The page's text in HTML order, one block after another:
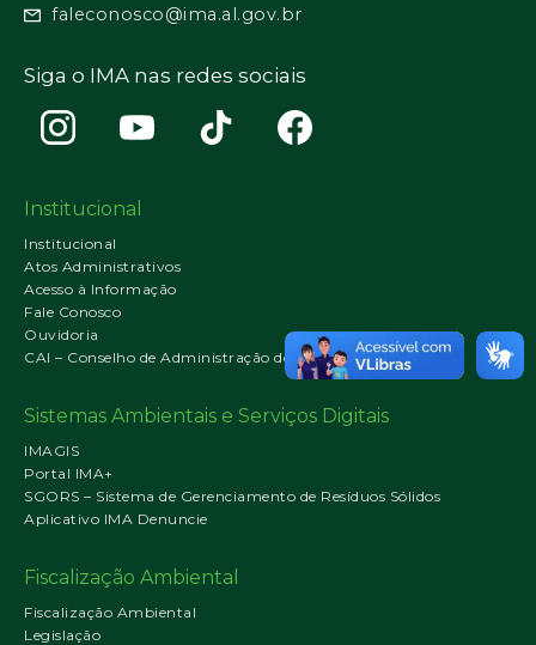
faleconosco@ima.al.gov.br
Siga o IMA nas redes sociais
Institucional
Institucional
Atos Administrativos
Acesso à Informação
Fale Conosco
Ouvidoria
CAI – Conselho de Administração do IMA
Sistemas Ambientais e Serviços Digitais
IMAGIS
Portal IMA+
SGORS – Sistema de Gerenciamento de Resíduos Sólidos
Aplicativo IMA Denuncie
Fiscalização Ambiental
Fiscalização Ambiental
Legislação